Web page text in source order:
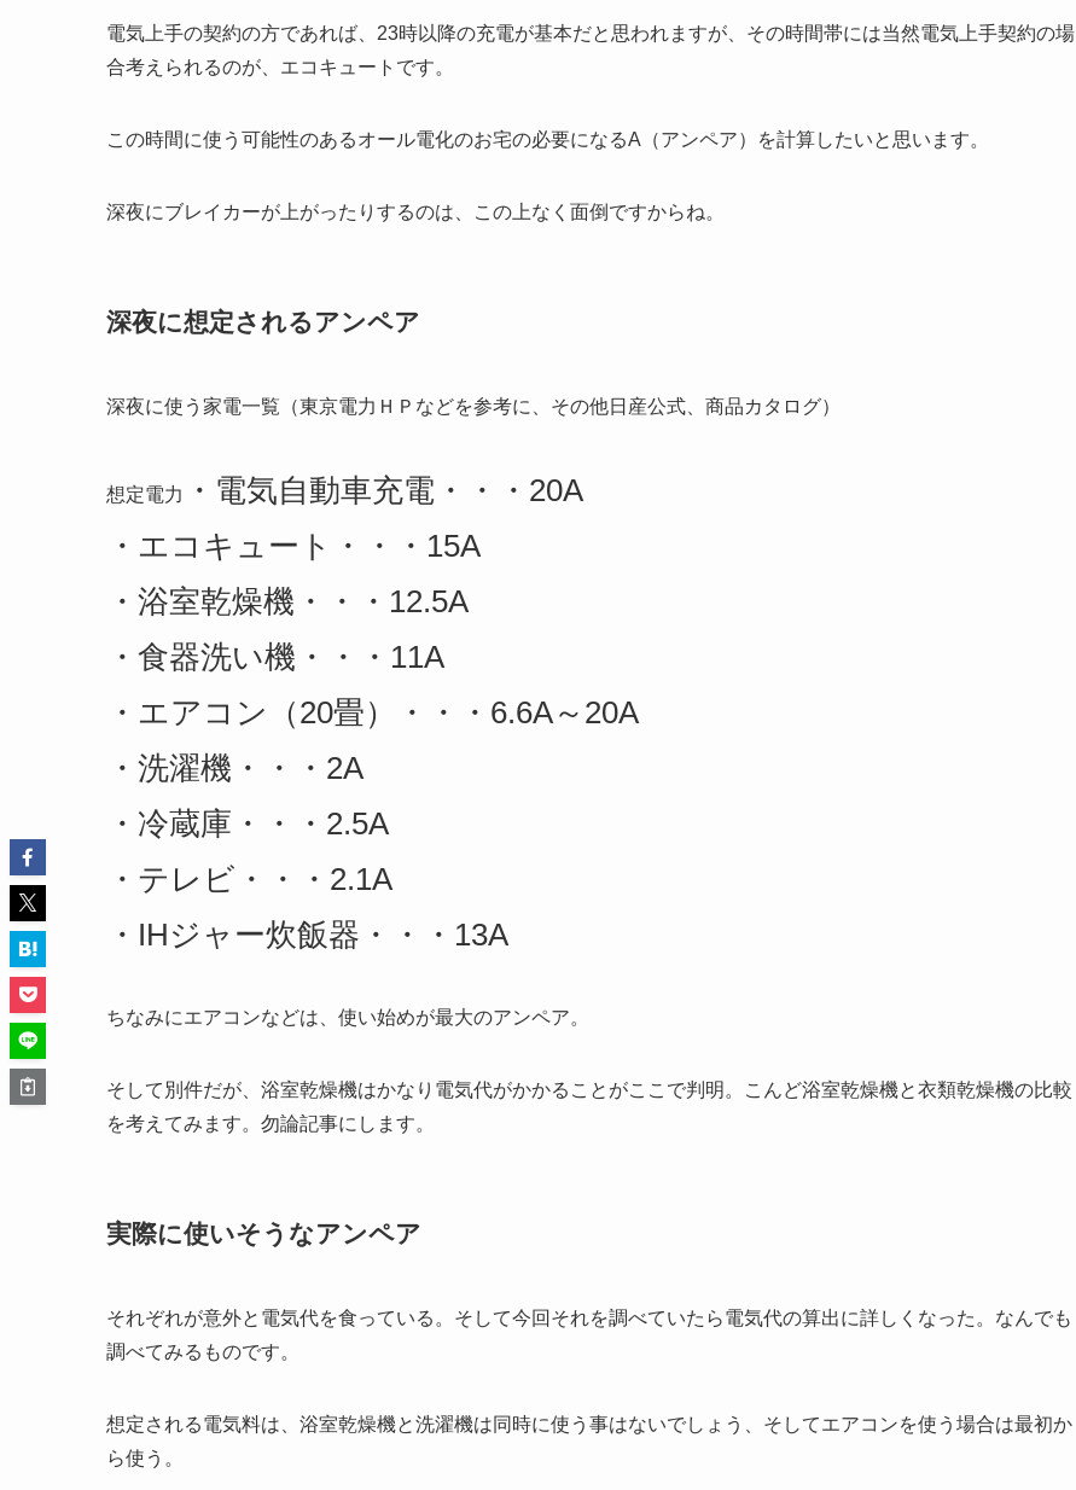
電気上手の契約の方であれば、23時以降の充電が基本だと思われますが、その時間帯には当然電気上手契約の場
合考えられるのが、エコキュートです。
この時間に使う可能性のあるオール電化のお宅の必要になるA（アンペア）を計算したいと思います。
深夜にブレイカーが上がったりするのは、この上なく面倒ですからね。
深夜に想定されるアンペア
深夜に使う家電一覧（東京電力ＨＰなどを参考に、その他日産公式、商品カタログ）
想定電力
・電気自動車充電・・・20A
・エコキュート・・・15A
・浴室乾燥機・・・12.5A
・食器洗い機・・・11A
・エアコン（20畳）・・・6.6A～20A
・洗濯機・・・2A
・冷蔵庫・・・2.5A
・テレビ・・・2.1A
・IHジャー炊飯器・・・13A
ちなみにエアコンなどは、使い始めが最大のアンペア。
そして別件だが、浴室乾燥機はかなり電気代がかかることがここで判明。こんど浴室乾燥機と衣類乾燥機の比較
を考えてみます。勿論記事にします。
実際に使いそうなアンペア
それぞれが意外と電気代を食っている。そして今回それを調べていたら電気代の算出に詳しくなった。なんでも
調べてみるものです。
想定される電気料は、浴室乾燥機と洗濯機は同時に使う事はないでしょう、そしてエアコンを使う場合は最初か
ら使う。